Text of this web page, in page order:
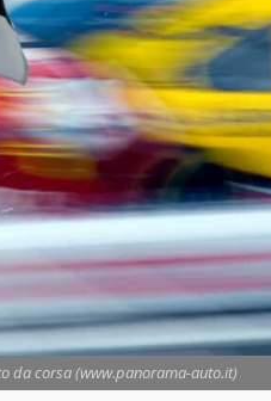
da corsa (www.panorama-auto.it)